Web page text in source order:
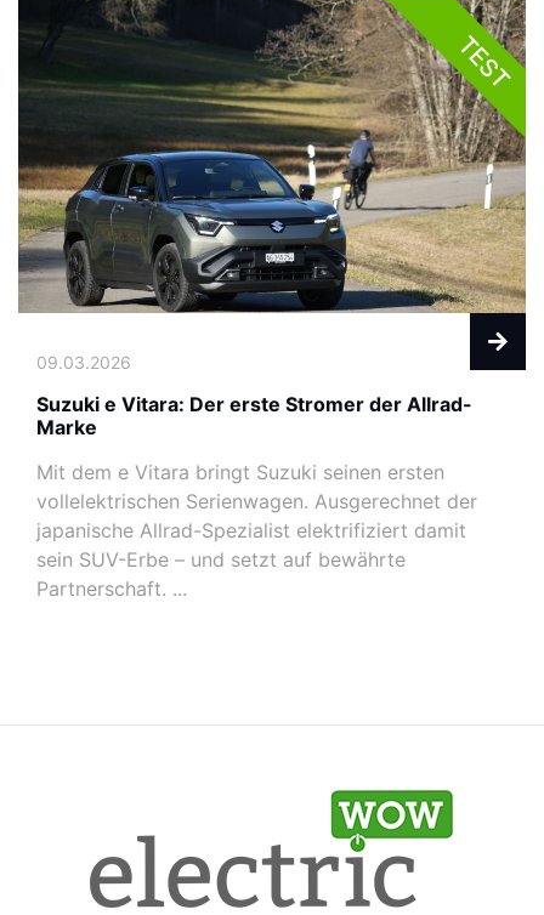
TEST
09.03.2026
Suzuki e Vitara: Der erste Stromer der Allrad-
Marke
Mit dem e Vitara bringt Suzuki seinen ersten
vollelektrischen Serienwagen. Ausgerechnet der
japanische Allrad-Spezialist elektrifiziert damit
sein SUV-Erbe – und setzt auf bewährte
Partnerschaft. ...